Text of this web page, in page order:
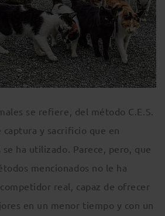
se refiere, del método C.E.S.
y sacrificio que en
se ha utilizado. Parece, pero, que
mencionados no le ha
real, capaz de ofrecer
en un menor tiempo y con un